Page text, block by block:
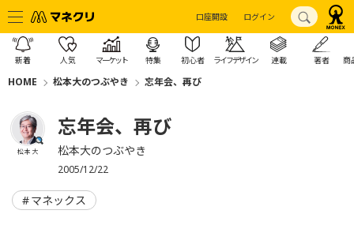
口座開設 ログイン
新着 人気 マーケット 特集 初心者 ライフデザイン 連載 著者 商
HOME 松本大のつぶやき 忘年会、再び
松本 大
忘年会、再び
松本大のつぶやき
2005/12/22
マネックス